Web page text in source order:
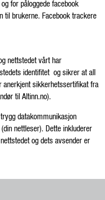
for påloggede facebook
til brukerne. Facebook trackere
nettstedet vårt har
identifitet og sikrer at all
anerkjent sikkerhetssertifikat fra
til Altinn.no).
datakommunikasjon
nettleser). Dette inkluderer
og dets avsender er